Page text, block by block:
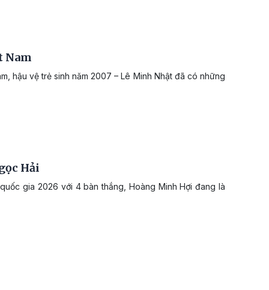
Nam
hậu vệ trẻ sinh năm 2007 – Lê Minh Nhật đã có những
Hải
gia 2026 với 4 bàn thắng, Hoàng Minh Hợi đang là